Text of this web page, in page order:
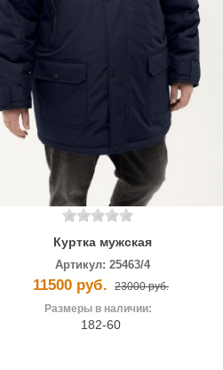
Куртка мужская
Артикул: 25463/4
11500 руб.
23000 руб.
Размеры в наличии:
182-60